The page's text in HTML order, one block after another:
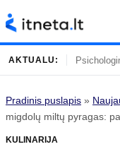
Turinys
Naujausi straipsniai
AKTUALU:
Pradinis puslapis »
migdolų miltų pyragas:
KULINARIJA